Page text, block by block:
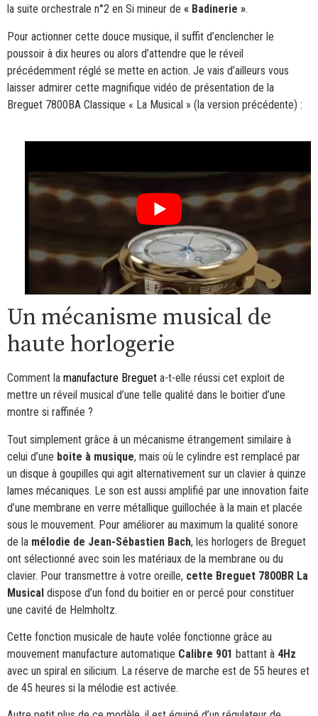
la suite orchestrale n°2 en Si mineur de « Badinerie ».
Pour actionner cette douce musique, il suffit d’enclencher le
poussoir à dix heures ou alors d’attendre que le réveil
précédemment réglé se mette en action. Je vais d’ailleurs vous
laisser admirer cette magnifique vidéo de présentation de la
Breguet 7800BA Classique « La Musical » (la version précédente) :
Un mécanisme musical de
haute horlogerie
Comment la manufacture Breguet a-t-elle réussi cet exploit de
mettre un réveil musical d’une telle qualité dans le boitier d’une
montre si raffinée ?
Tout simplement grâce à un mécanisme étrangement similaire à
celui d’une boite à musique, mais où le cylindre est remplacé par
un disque à goupilles qui agit alternativement sur un clavier à quinze
lames mécaniques. Le son est aussi amplifié par une innovation faite
d’une membrane en verre métallique guillochée à la main et placée
sous le mouvement. Pour améliorer au maximum la qualité sonore
de la mélodie de Jean-Sébastien Bach, les horlogers de Breguet
ont sélectionné avec soin les matériaux de la membrane ou du
clavier. Pour transmettre à votre oreille, cette Breguet 7800BR La
Musical dispose d’un fond du boitier en or percé pour constituer
une cavité de Helmholtz.
Cette fonction musicale de haute volée fonctionne grâce au
mouvement manufacture automatique Calibre 901 battant à 4Hz
avec un spiral en silicium. La réserve de marche est de 55 heures et
de 45 heures si la mélodie est activée.